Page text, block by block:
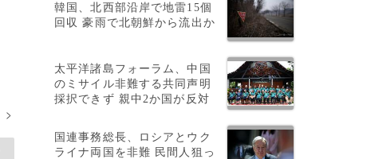
>
韓国、北西部沿岸で地雷15個
回収 豪雨で北朝鮮から流出か
太平洋諸島フォーラム、中国
のミサイル非難する共同声明
採択できず 親中2か国が反対
国連事務総長、ロシアとウク
ライナ両国を非難 民間人狙っ